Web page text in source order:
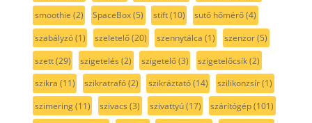
smoothie (2) SpaceBox(5) stift(10) sutő hőmérő(4)
szabályzó(1) szeletelő(20) szennytálca (1) szenzor(5)
szett(29) szigetelés (2) szigetelő(3) szigetelőcsík(2)
szikra (11) szikratrafó(2) szikráztató(14) szilikonzsír(1)
szimering(11) szivacs (3) szivattyú(17) szárítógép(101)